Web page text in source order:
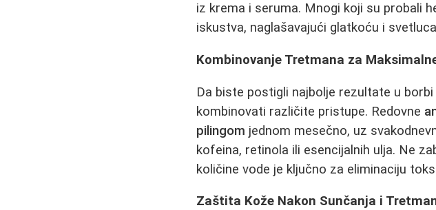
iz krema i seruma. Mnogi koji su probali
iskustva, naglašavajući glatkoću i
Kombinovanje Tretmana za
Da biste postigli najbolje rezultate u
kombinovati različite pristupe. Redovne
pilingom jednom mesečno, uz
kofeina, retinolа ili esencijalnih ulja. Ne
količine vode je ključno za eliminaciju
Zaštita Kože Nakon Sunčanja i